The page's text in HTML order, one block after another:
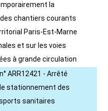
la
chantiers courants
Paris-Est-Marne
et sur les voies
à grande circulation
ARR12421 - Arrêté
stationnement des
sanitaires